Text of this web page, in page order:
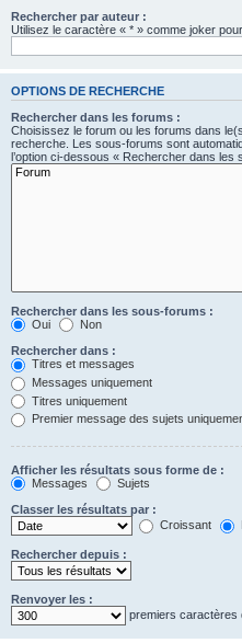
Rechercher par auteur :
Utilisez le caractère « * » comme joker
OPTIONS DE RECHERCHE
Rechercher dans les forums :
Choisissez le forum ou les forums dans
recherche. Les sous-forums sont
l’option ci-dessous « Rechercher dans les
Rechercher dans les sous-forums :
Oui
Non
Rechercher dans :
Titres et messages
Messages uniquement
Titres uniquement
Premier message des sujets
Afficher les résultats sous forme de :
Messages
Sujets
Classer les résultats par :
Croissant
Rechercher depuis :
Renvoyer les :
premiers caractères